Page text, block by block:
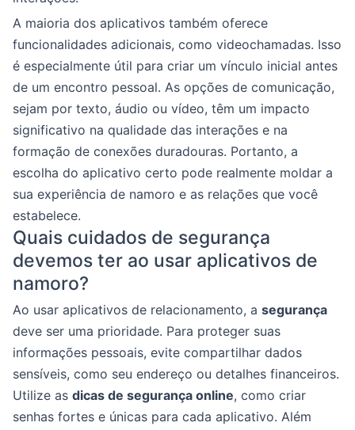
A maioria dos aplicativos também oferece
funcionalidades adicionais, como videochamadas. Isso
é especialmente útil para criar um vínculo inicial antes
de um encontro pessoal. As opções de comunicação,
sejam por texto, áudio ou vídeo, têm um impacto
significativo na qualidade das interações e na
formação de conexões duradouras. Portanto, a
escolha do aplicativo certo pode realmente moldar a
sua experiência de namoro e as relações que você
estabelece.
Quais cuidados de segurança
devemos ter ao usar aplicativos de
namoro?
Ao usar aplicativos de relacionamento, a segurança
deve ser uma prioridade. Para proteger suas
informações pessoais, evite compartilhar dados
sensíveis, como seu endereço ou detalhes financeiros.
Utilize as dicas de segurança online, como criar
senhas fortes e únicas para cada aplicativo. Além